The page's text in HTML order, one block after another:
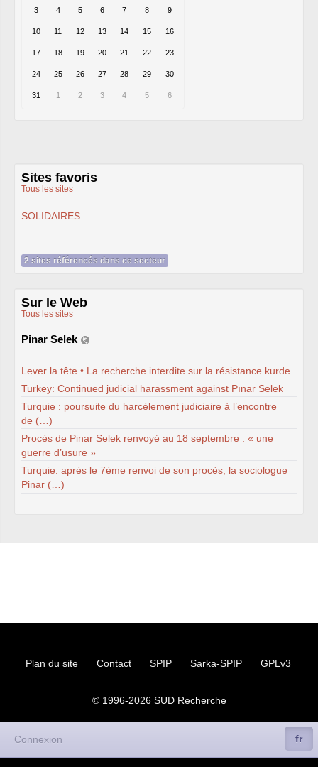
3 4 5 6 7 8 9
10 11 12 13 14 15 16
17 18 19 20 21 22 23
24 25 26 27 28 29 30
31 1 2 3 4 5 6
Sites favoris
Tous les sites
SOLIDAIRES
2 sites référencés dans ce secteur
Sur le Web
Tous les sites
Pinar Selek
Lever la tête • La recherche interdite sur la résistance kurde
Turkey: Continued judicial harassment against Pınar Selek
Turquie : poursuite du harcèlement judiciaire à l’encontre
de (…)
Procès de Pinar Selek renvoyé au 18 septembre : « une
guerre d’usure »
Turquie: après le 7ème renvoi de son procès, la sociologue
Pinar (…)
Plan du site Contact SPIP Sarka-SPIP GPLv3
© 1996-2026 SUDRecherche
Connexion fr